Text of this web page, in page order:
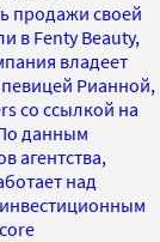
продажи своей
в Fenty Beauty,
владеет
Рианной,
со ссылкой на
данным
агентства,
над